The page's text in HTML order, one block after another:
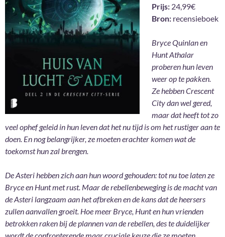
Prijs: 24,99€
Bron: recensieboek
Bryce Quinlan en
Hunt Athalar
proberen hun leven
weer op te pakken.
Ze hebben Crescent
City dan wel gered,
maar dat heeft tot zo
veel ophef geleid in hun leven dat het nu tijd is om het rustiger aan te
doen. En nog belangrijker, ze moeten erachter komen wat de
toekomst hun zal brengen.
De Asteri hebben zich aan hun woord gehouden: tot nu toe laten ze
Bryce en Hunt met rust. Maar de rebellenbeweging is de macht van
de Asteri langzaam aan het afbreken en de kans dat de heersers
zullen aanvallen groeit. Hoe meer Bryce, Hunt en hun vrienden
betrokken raken bij de plannen van de rebellen, des te duidelijker